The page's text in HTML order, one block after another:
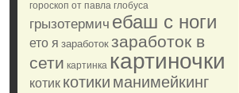
гороскоп от павла глобуса
грызотермич ебаш с ноги
ето я заработок заработок в
сети картинка картиночки
котик котики манимейкинг